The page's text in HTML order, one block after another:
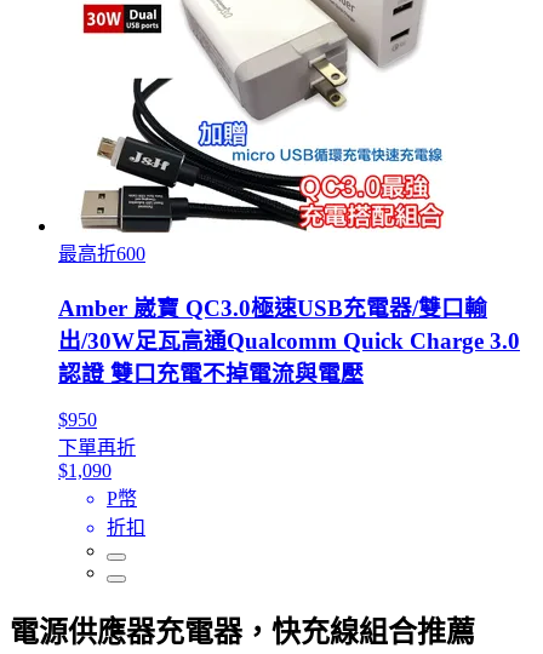
最高折600
Amber 崴寶 QC3.0極速USB充電器/雙口輸
出/30W足瓦高通Qualcomm Quick Charge 3.0
認證 雙口充電不掉電流與電壓
$950
下單再折
$1,090
P幣
折扣
電源供應器充電器，快充線組合推薦